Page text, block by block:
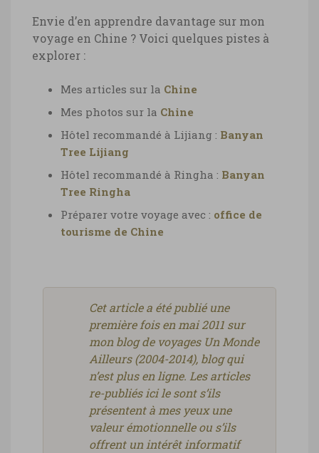
Envie d’en apprendre davantage sur mon
voyage en Chine ? Voici quelques pistes à
explorer :
Mes articles sur la Chine
Mes photos sur la Chine
Hôtel recommandé à Lijiang : Banyan
Tree Lijiang
Hôtel recommandé à Ringha : Banyan
Tree Ringha
Préparer votre voyage avec : office de
tourisme de Chine
Cet article a été publié une
première fois en mai 2011 sur
mon blog de voyages Un Monde
Ailleurs (2004-2014), blog qui
n’est plus en ligne. Les articles
re-publiés ici le sont s’ils
présentent à mes yeux une
valeur émotionnelle ou s’ils
offrent un intérêt informatif